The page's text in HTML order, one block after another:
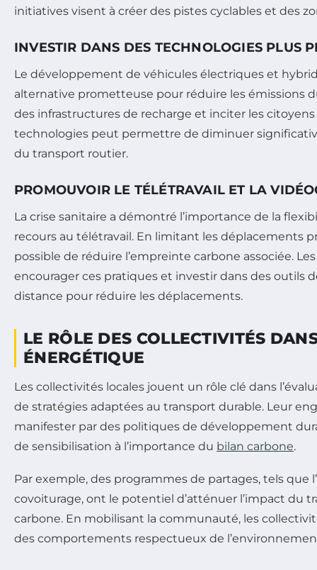
initiatives visent à créer des pistes cyclables et des
INVESTIR DANS DES TECHNOLOGIES PLUS
Le développement de véhicules électriques et
alternative prometteuse pour réduire les émissions
des infrastructures de recharge et inciter les citoyens
technologies peut permettre de diminuer
du transport routier.
PROMOUVOIR LE TÉLÉTRAVAIL ET LA
La crise sanitaire a démontré l’importance de la
recours au télétravail. En limitant les déplacements
possible de réduire l’empreinte carbone associée.
encourager ces pratiques et investir dans des outils
distance pour réduire les déplacements.
LE RÔLE DES COLLECTIVITÉS
ÉNERGÉTIQUE
Les collectivités locales jouent un rôle clé dans
de stratégies adaptées au transport durable. Leur
manifester par des politiques de développement
de sensibilisation à l’importance du bilan carbone.
Par exemple, des programmes de partages, tels que
covoiturage, ont le potentiel d’atténuer l’impact du
carbone. En mobilisant la communauté, les
des comportements respectueux de